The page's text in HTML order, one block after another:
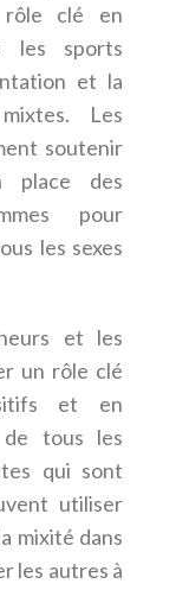
rôle clé en
les sports
et la
Les
soutenir
place des
pour
les sexes
et les
un rôle clé
et en
de tous les
qui sont
utiliser
mixité dans
les autres à